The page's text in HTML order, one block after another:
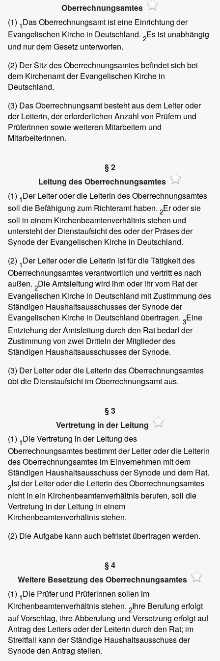
Oberrechnungsamtes
(1) 1Das Oberrechnungsamt ist eine Einrichtung der
Evangelischen Kirche in Deutschland. 2Es ist unabhängig
und nur dem Gesetz unterworfen.
(2) Der Sitz des Oberrechnungsamtes befindet sich bei
dem Kirchenamt der Evangelischen Kirche in
Deutschland.
(3) Das Oberrechnungsamt besteht aus dem Leiter oder
der Leiterin, der erforderlichen Anzahl von Prüfern und
Prüferinnen sowie weiteren Mitarbeitern und
Mitarbeiterinnen.
§ 2
Leitung des Oberrechnungsamtes
(1) 1Der Leiter oder die Leiterin des Oberrechnungsamtes
soll die Befähigung zum Richteramt haben. 2Er oder sie
soll in einem Kirchenbeamtenverhältnis stehen und
untersteht der Dienstaufsicht des oder der Präses der
Synode der Evangelischen Kirche in Deutschland.
(2) 1Der Leiter oder die Leiterin ist für die Tätigkeit des
Oberrechnungsamtes verantwortlich und vertritt es nach
außen. 2Die Amtsleitung wird ihm oder ihr vom Rat der
Evangelischen Kirche in Deutschland mit Zustimmung des
Ständigen Haushaltsausschusses der Synode der
Evangelischen Kirche in Deutschland übertragen. 3Eine
Entziehung der Amtsleitung durch den Rat bedarf der
Zustimmung von zwei Dritteln der Mitglieder des
Ständigen Haushaltsausschusses der Synode.
(3) Der Leiter oder die Leiterin des Oberrechnungsamtes
übt die Dienstaufsicht im Oberrechnungsamt aus.
§ 3
Vertretung in der Leitung
(1) 1Die Vertretung in der Leitung des
Oberrechnungsamtes bestimmt der Leiter oder die Leiterin
des Oberrechnungsamtes im Einvernehmen mit dem
Ständigen Haushaltsausschuss der Synode und dem Rat.
2Ist der Leiter oder die Leiterin des Oberrechnungsamtes
nicht in ein Kirchenbeamtenverhältnis berufen, soll die
Vertretung in der Leitung in einem
Kirchenbeamtenverhältnis stehen.
(2) Die Aufgabe kann auch befristet übertragen werden.
§ 4
Weitere Besetzung des Oberrechnungsamtes
(1) 1Die Prüfer und Prüferinnen sollen im
Kirchenbeamtenverhältnis stehen. 2Ihre Berufung erfolgt
auf Vorschlag, ihre Abberufung und Versetzung erfolgt auf
Antrag des Leiters oder der Leiterin durch den Rat; im
Streitfall kann der Ständige Haushaltsausschuss der
Synode den Antrag stellen.